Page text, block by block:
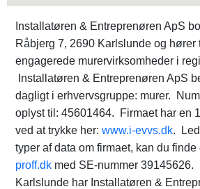
Installatøren & Entreprenøren ApS
Råbjerg 7, 2690 Karlslunde og hører
engagerede murervirksomheder i
Installatøren & Entreprenøren ApS
dagligt i erhvervsgruppe: murer.
oplyst til: 45601464. Firmaet har en
ved at trykke her: www.i-evvs.dk.
typer af data om firmaet, kan du finde
proff.dk med SE-nummer 39145626.
Karlslunde har Installatøren &